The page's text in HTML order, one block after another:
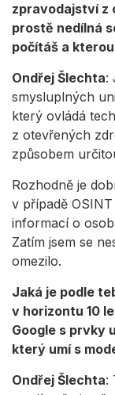
zpravodajství z
prostě nedílná
počítáš a
Ondřej Šlechta:
smysluplných
který ovládá
z otevřených
způsobem
Rozhodně je
v případě
informací o
Zatím jsem se
omezilo.
Jaká je podle
v horizontu 10
Google s prvky
který umí s
Ondřej Šlechta:
IAB Special
Use precise
Identify
actively
Non-IAB processing
Necessary
Functional
Advertising